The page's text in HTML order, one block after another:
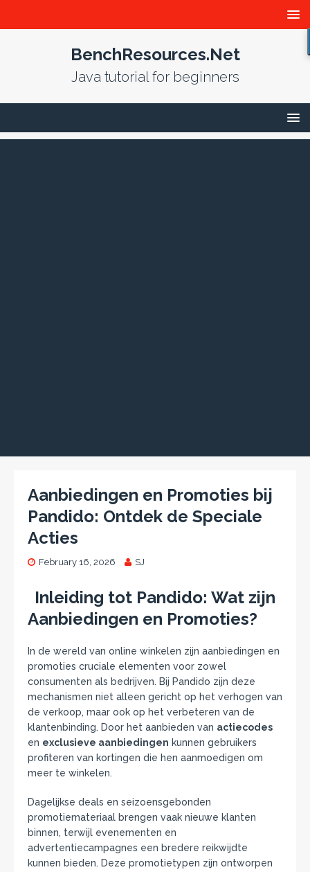
BenchResources.Net
Java tutorial for beginners
Aanbiedingen en Promoties bij
Pandido: Ontdek de Speciale
Acties
February 16, 2026 SJ
Inleiding tot Pandido: Wat zijn
Aanbiedingen en Promoties?
In de wereld van online winkelen zijn aanbiedingen en
promoties cruciale elementen voor zowel
consumenten als bedrijven. Bij Pandido zijn deze
mechanismen niet alleen gericht op het verhogen van
de verkoop, maar ook op het verbeteren van de
klantenbinding. Door het aanbieden van actiecodes
en exclusieve aanbiedingen kunnen gebruikers
profiteren van kortingen die hen aanmoedigen om
meer te winkelen.
Dagelijkse deals en seizoensgebonden
promotiemateriaal brengen vaak nieuwe klanten
binnen, terwijl evenementen en
advertentiecampagnes een bredere reikwijdte
kunnen bieden. Deze promotietypen zijn ontworpen